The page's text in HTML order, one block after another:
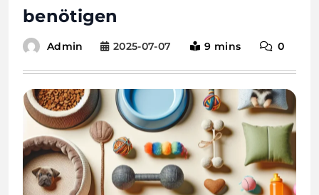
benötigen
Admin 2025-07-07 9 mins 0